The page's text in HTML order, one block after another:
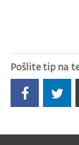
Pošlite tip na